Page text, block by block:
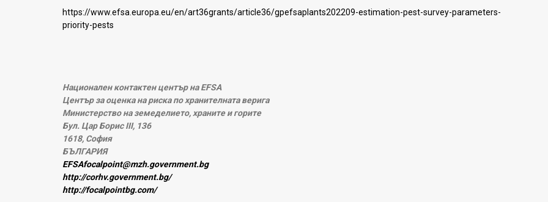
https://www.efsa.europa.eu/en/art36grants/article36/gpefsaplants202209-estimation-pest-survey-parameters-
priority-pests
Национален контактен център на EFSA
Център за оценка на риска по хранителната верига
Министерство на земеделието, храните и горите
Бул. Цар Борис III, 136
1618, София
БЪЛГАРИЯ
EFSAfocalpoint@mzh.government.bg
http://corhv.government.bg/
http://focalpointbg.com/